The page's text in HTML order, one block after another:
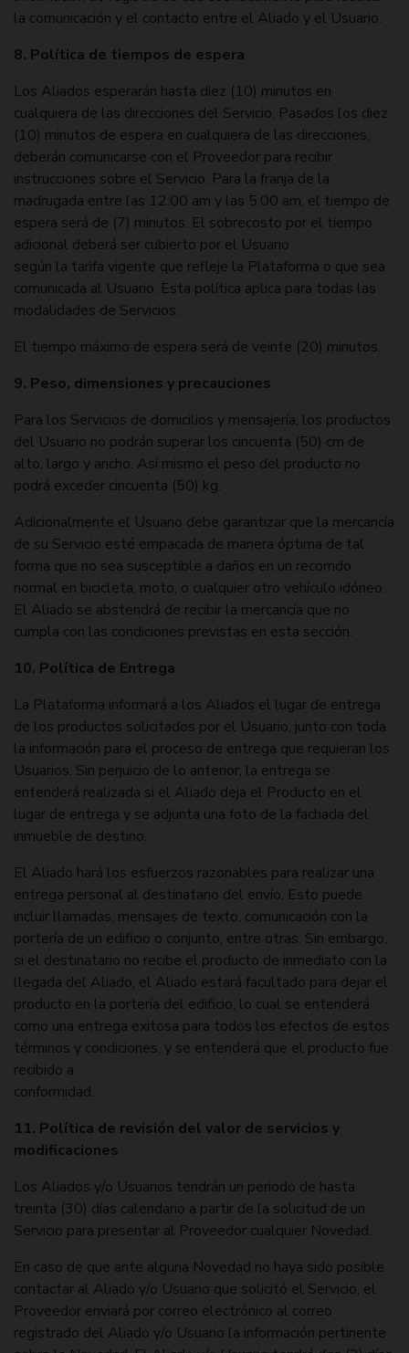
la comunicación y el contacto entre el Aliado y el Usuario.
8. Política de tiempos de espera
Los Aliados esperarán hasta diez (10) minutos en
cualquiera de las direcciones del Servicio. Pasados los diez
(10) minutos de espera en cualquiera de las direcciones,
deberán comunicarse con el Proveedor para recibir
instrucciones sobre el Servicio. Para la franja de la
madrugada entre las 12:00 am y las 5:00 am, el tiempo de
espera será de (7) minutos. El sobrecosto por el tiempo
adicional deberá ser cubierto por el Usuario
según la tarifa vigente que refleje la Plataforma o que sea
comunicada al Usuario. Esta política aplica para todas las
modalidades de Servicios.
El tiempo máximo de espera será de veinte (20) minutos.
9. Peso, dimensiones y precauciones
Para los Servicios de domicilios y mensajería, los productos
del Usuario no podrán superar los cincuenta (50) cm de
alto, largo y ancho. Así mismo el peso del producto no
podrá exceder cincuenta (50) kg.
Adicionalmente el Usuario debe garantizar que la mercancía
de su Servicio esté empacada de manera óptima de tal
forma que no sea susceptible a daños en un recorrido
normal en bicicleta, moto, o cualquier otro vehículo idóneo.
El Aliado se abstendrá de recibir la mercancía que no
cumpla con las condiciones previstas en esta sección.
10. Política de Entrega
La Plataforma informará a los Aliados el lugar de entrega
de los productos solicitados por el Usuario, junto con toda
la información para el proceso de entrega que requieran los
Usuarios. Sin perjuicio de lo anterior, la entrega se
entenderá realizada si el Aliado deja el Producto en el
lugar de entrega y se adjunta una foto de la fachada del
inmueble de destino.
El Aliado hará los esfuerzos razonables para realizar una
entrega personal al destinatario del envío. Esto puede
incluir llamadas, mensajes de texto, comunicación con la
portería de un edificio o conjunto, entre otras. Sin embargo,
si el destinatario no recibe el producto de inmediato con la
llegada del Aliado, el Aliado estará facultado para dejar el
producto en la portería del edificio, lo cual se entenderá
como una entrega exitosa para todos los efectos de estos
términos y condiciones, y se entenderá que el producto fue
recibido a
conformidad.
11. Política de revisión del valor de servicios y
modificaciones
Los Aliados y/o Usuarios tendrán un periodo de hasta
treinta (30) días calendario a partir de la solicitud de un
Servicio para presentar al Proveedor cualquier Novedad.
En caso de que ante alguna Novedad no haya sido posible
contactar al Aliado y/o Usuario que solicitó el Servicio, el
Proveedor enviará por correo electrónico al correo
registrado del Aliado y/o Usuario la información pertinente